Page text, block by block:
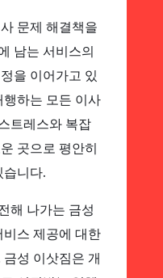
문제 해결책을
남는 서비스의
을 이어가고 있
하는 모든 이사
트레스와 복잡
곳으로 평안히
니다.
해 나가는 금성
스 제공에 대한
성 이삿짐은 개